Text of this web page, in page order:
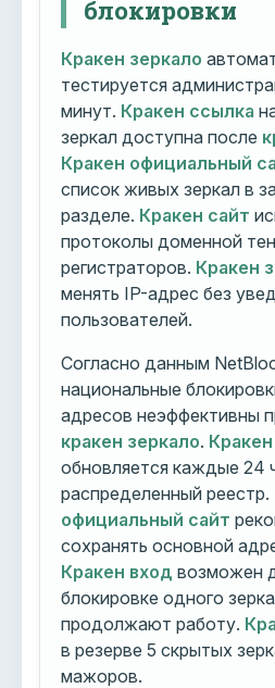
блокировки
Кракен зеркало
тестируется
минут. Кракен ссылка
зеркал доступна после
Кракен официальный
список живых зеркал в
разделе. Кракен сайт
протоколы доменной
регистраторов. Кракен
менять IP-адрес без
пользователей.
Согласно данным
национальные
адресов неэффективны
кракен зеркало.
обновляется каждые 24
распределенный реестр.
официальный сайт
сохранять основной
Кракен вход возможен
блокировке одного
продолжают работу.
в резерве 5 скрытых
мажоров.